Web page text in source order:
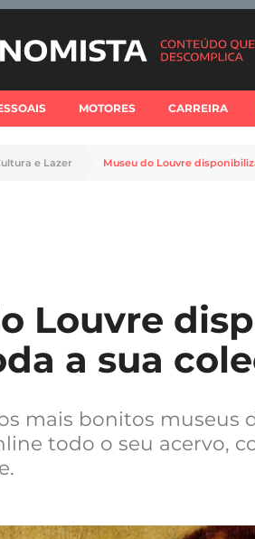
MOTORES CARREIRA
e Lazer Museu do Louvre
Louvre
a sua
mais bonitos museus
todo o seu acervo,